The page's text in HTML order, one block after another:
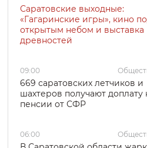
Саратовские выходные:
«Гагаринские игры», кино
открытым небом и выставка
древностей
09:00
669 саратовских летчиков и
шахтеров получают доплату
пенсии от СФР
06:00